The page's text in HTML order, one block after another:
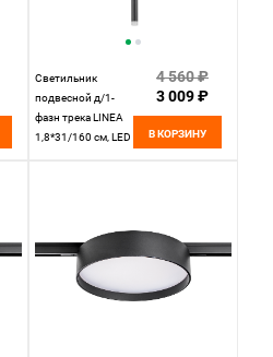
Светильник
подвесной д/1-
фазн трека LINEA
1,8*31/160 см, LED
4 560 ₽
3 009 ₽
В КОРЗИНУ